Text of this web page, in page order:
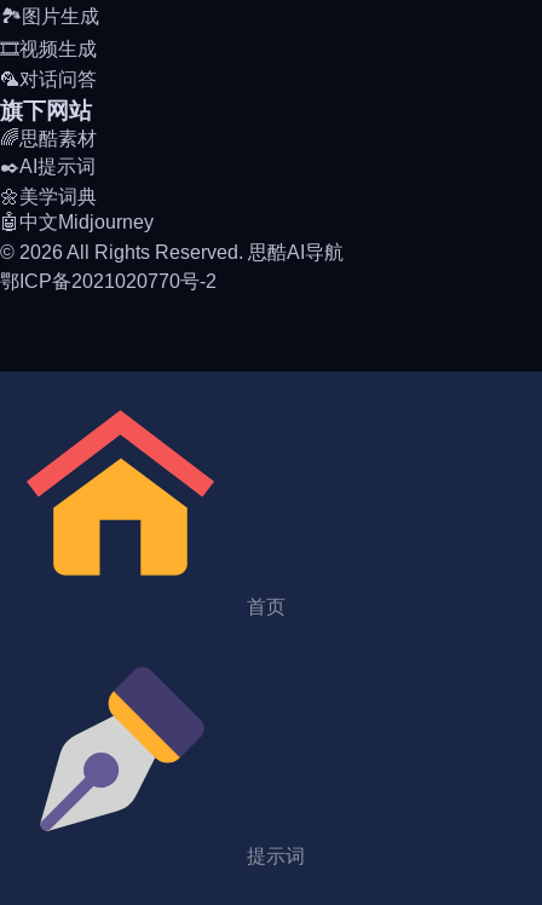
🏞️图片生成
🎞️视频生成
🦜对话问答
旗下网站
🌈思酷素材
✒️AI提示词
🌼美学词典
🤖中文Midjourney
© 2026 All Rights Reserved. 思酷AI导航
鄂ICP备2021020770号-2
首页
提示词